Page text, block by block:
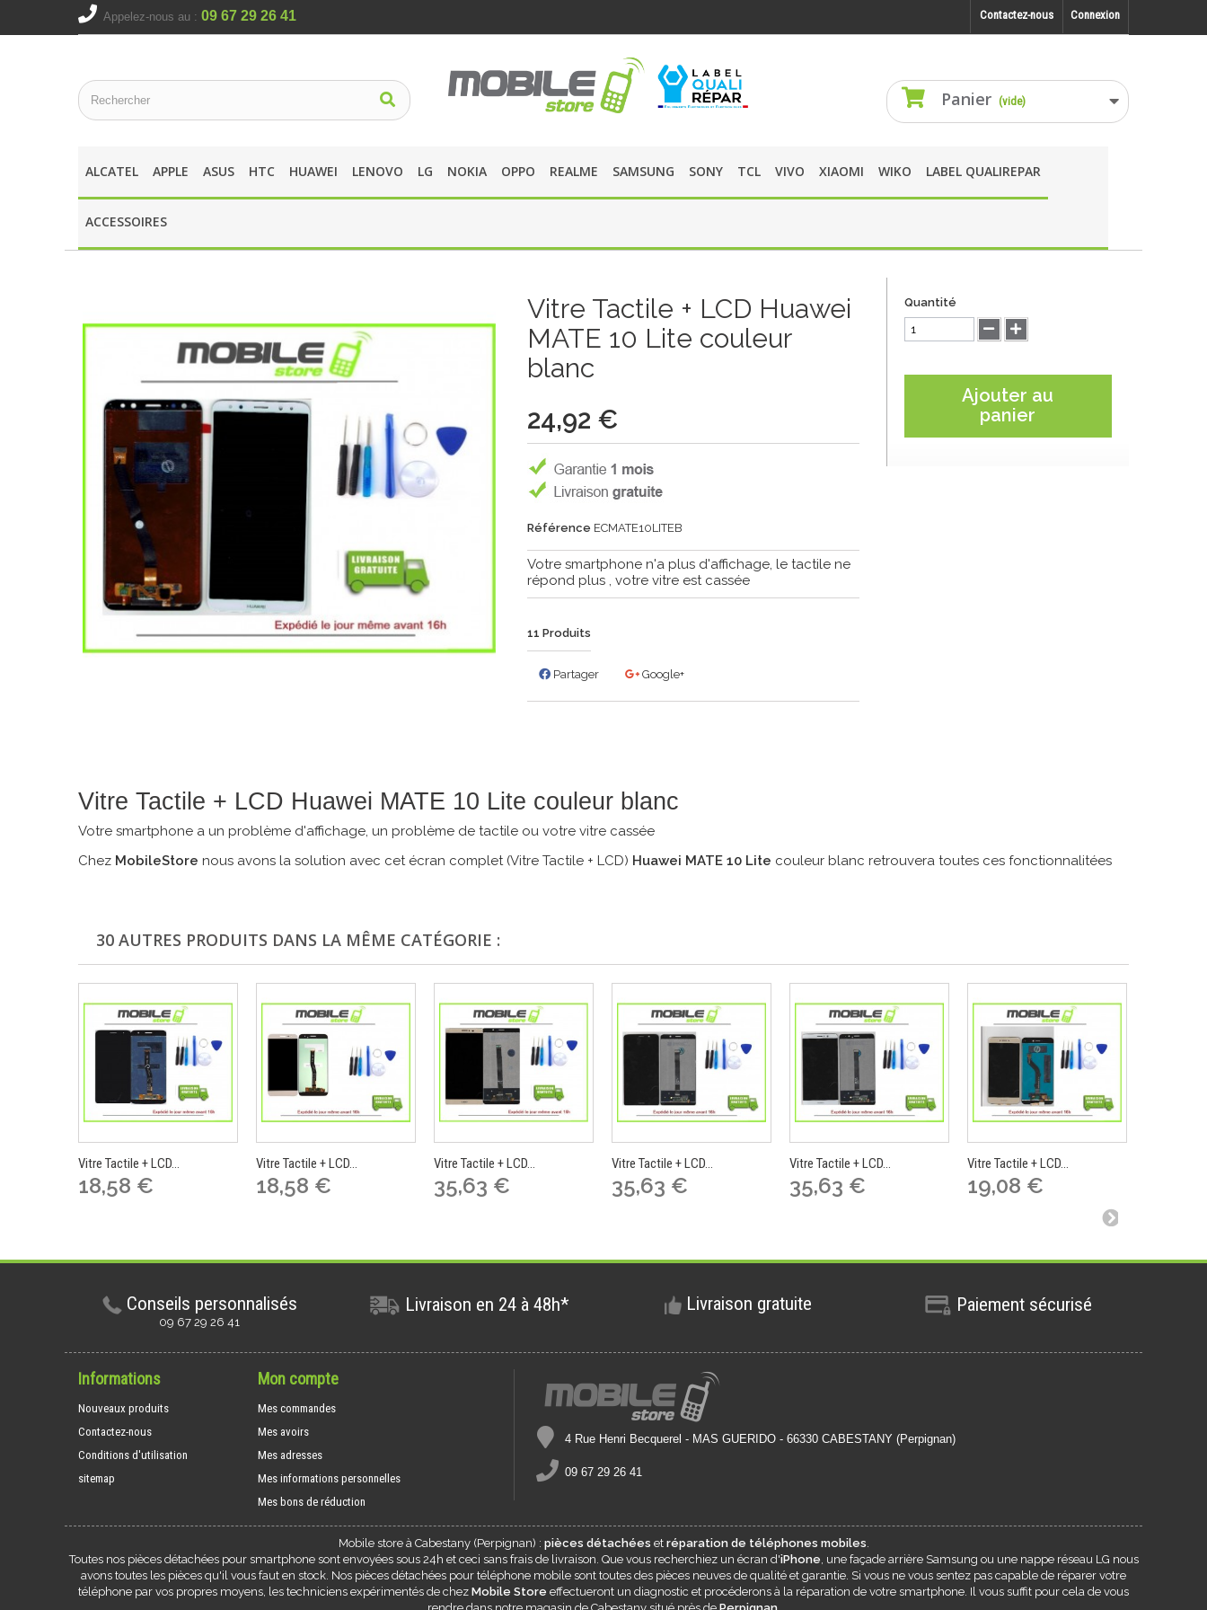
Connexion
Contactez-nous
Appelez-nous au : 09 67 29 26 41
Panier (vide)
ALCATEL APPLE ASUS HTC HUAWEI LENOVO LG NOKIA OPPO REALME SAMSUNG SONY TCL VIVO XIAOMI WIKO LABEL QUALIREPAR
ACCESSOIRES
Vitre Tactile + LCD Huawei
MATE 10 Lite couleur
blanc
24,92 €
Référence ECMATE10LITEB
Votre smartphone n'a plus d'affichage, le tactile ne
répond plus , votre vitre est cassée
11 Produits
Partager Google+
Quantité
Ajouter au
panier
Vitre Tactile + LCD Huawei MATE 10 Lite couleur blanc
Votre smartphone a un problème d'affichage, un problème de tactile ou votre vitre cassée
Chez MobileStore nous avons la solution avec cet écran complet (Vitre Tactile + LCD) Huawei MATE 10 Lite couleur blanc retrouvera toutes ces fonctionnalitées
30 AUTRES PRODUITS DANS LA MÊME CATÉGORIE :
Vitre Tactile + LCD...
18,58 €
Vitre Tactile + LCD...
18,58 €
Vitre Tactile + LCD...
35,63 €
Vitre Tactile + LCD...
35,63 €
Vitre Tactile + LCD...
35,63 €
Vitre Tactile + LCD...
19,08 €
Conseils personnalisés
09 67 29 26 41
Livraison en 24 à 48h* Livraison gratuite Paiement sécurisé
Informations
Nouveaux produits
Contactez-nous
Conditions d'utilisation
sitemap
Mon compte
Mes commandes
Mes avoirs
Mes adresses
Mes informations personnelles
Mes bons de réduction
4 Rue Henri Becquerel - MAS GUERIDO - 66330 CABESTANY (Perpignan)
09 67 29 26 41
Mobile store à Cabestany(Perpignan) : pièces détachées et réparation de téléphones mobiles.
Toutes nos pièces détachées pour smartphone sont envoyées sous 24h et ceci sans frais de livraison. Que vous recherchiez un écran d'iPhone, une façade arrière Samsung ou une nappe réseau LG nous
avons toutes les pièces qu'il vous faut en stock. Nos pièces détachées pour téléphone mobile sont toutes des pièces neuves de qualité et garantie. Si vous ne vous sentez pas capable de réparer votre
téléphone par vos propres moyens, les techniciens expérimentés de chez Mobile Store effectueront un diagnostic et procéderons à la réparation de votre smartphone. Il vous suffit pour cela de vous